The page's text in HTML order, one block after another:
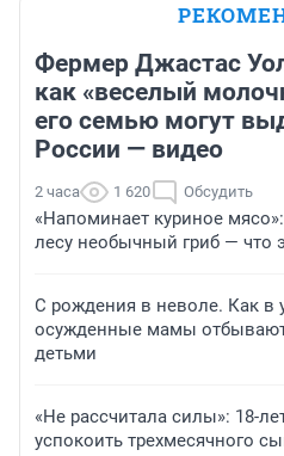
Фермер Джастас
как «веселый
его семью могут
России — видео
2 часа 1 620 Обсудить
«Напоминает куриное
лесу необычный гриб — что
С рождения в неволе. Как в
осужденные мамы
детьми
«Не рассчитала силы»: 18-
успокоить трехмесячного